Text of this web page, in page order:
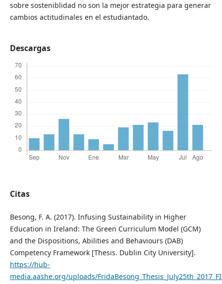
sobre sosteniblidad no son la mejor estrategia para generar
cambios actitudinales en el estudiantado.
Descargas
Citas
Besong, F. A. (2017). Infusing Sustainability in Higher
Education in Ireland: The Green Curriculum Model (GCM)
and the Dispositions, Abilities and Behaviours (DAB)
Competency Framework [Thesis. Dublin City University].
https://hub-
media.aashe.org/uploads/